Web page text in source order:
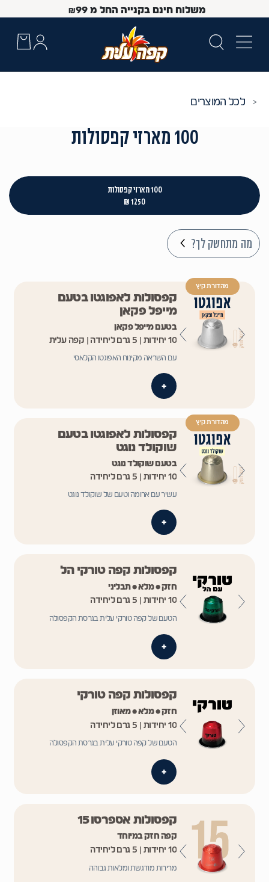
משלוח חינם בקנייה החל מ ₪99
כל המוצרים
100 מארזי קפסולות
100 מארזי קפסולות
1250 ₪
מה מתחשק לך?
מהדורת קיץ
קפסולות לאפוגטו בטעם
מייפל פקאן
בטעם מייפל פקאן
10 יחידות | 5 גרם ליחידה | קפה עלית
עם השראה מקינוח האפוגטו הקלאסי
+
מהדורת קיץ
קפסולות לאפוגטו בטעם
שוקולד נוגט
בטעם שוקולד נוגט
10 יחידות | 5 גרם ליחידה
עשיר עם ארומה וטעם של שוקולד נוגט
+
קפסולות קפה טורקי הל
חזק • מלא • תבליני
10 יחידות | 5 גרם ליחידה
הטעם של קפה טורקי עלית בגרסת הקפסולה
+
קפסולות קפה טורקי
חזק • מלא • מאוזן
10 יחידות | 5 גרם ליחידה
הטעם של קפה טורקי עלית בגרסת הקפסולה
+
קפסולות אספרסו 15
קפה חזק במיוחד
10 יחידות | 5 גרם ליחידה
מרירות מודגשת ומלאות גבוהה